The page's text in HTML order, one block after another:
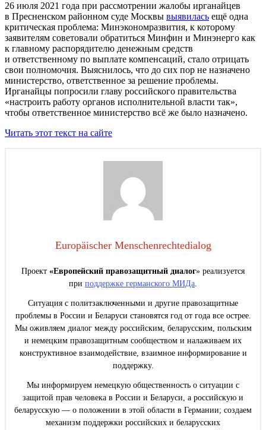
26 июля 2021 года при рассмотрении жалобы ирганайцев
в Пресненском районном суде Москвы выявилась ещё одна
критическая проблема: Минэкономразвития, к которому
заявителям советовали обратиться Минфин и Минэнерго как
к главному распорядителю денежным средств
и ответственному по выплате компенсаций, стало отрицать
свои полномочия. Выяснилось, что до сих пор не назначено
министерство, ответственное за решение проблемы.
Ирганайцы попросили главу российского правительства
«настроить работу органов исполнительной власти так»,
чтобы ответственное министерство всё же было назначено.
Читать этот текст на сайте
Europäischer Menschenrechtedialog
Проект «Европейский правозащитный диалог» реализуется
при поддержке германского МИДа.
Ситуация с политзаключенными и другие правозащитные
проблемы в России и Беларуси становятся год от года все острее.
Мы оживляем диалог между российским, беларусским, польским
и немецким правозащитным сообществом и налаживаем их
конструктивное взаимодействие, взаимное информирование и
поддержку.
Мы информируем немецкую общественность о ситуации с
защитой прав человека в России и Беларуси, а российскую и
беларусскую — о положении в этой области в Германии; создаем
механизм поддержки российских и беларусских